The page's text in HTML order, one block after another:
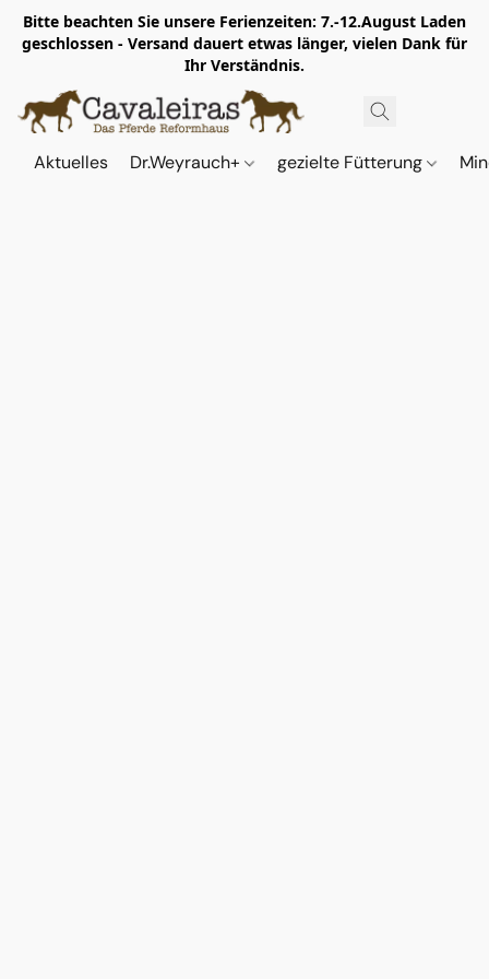
Bitte beachten Sie unsere Ferienzeiten: 7.-12.August Laden
geschlossen - Versand dauert etwas länger, vielen Dank für
Ihr Verständnis.
Aktuelles Dr.Weyrauch+ gezielte Fütterung